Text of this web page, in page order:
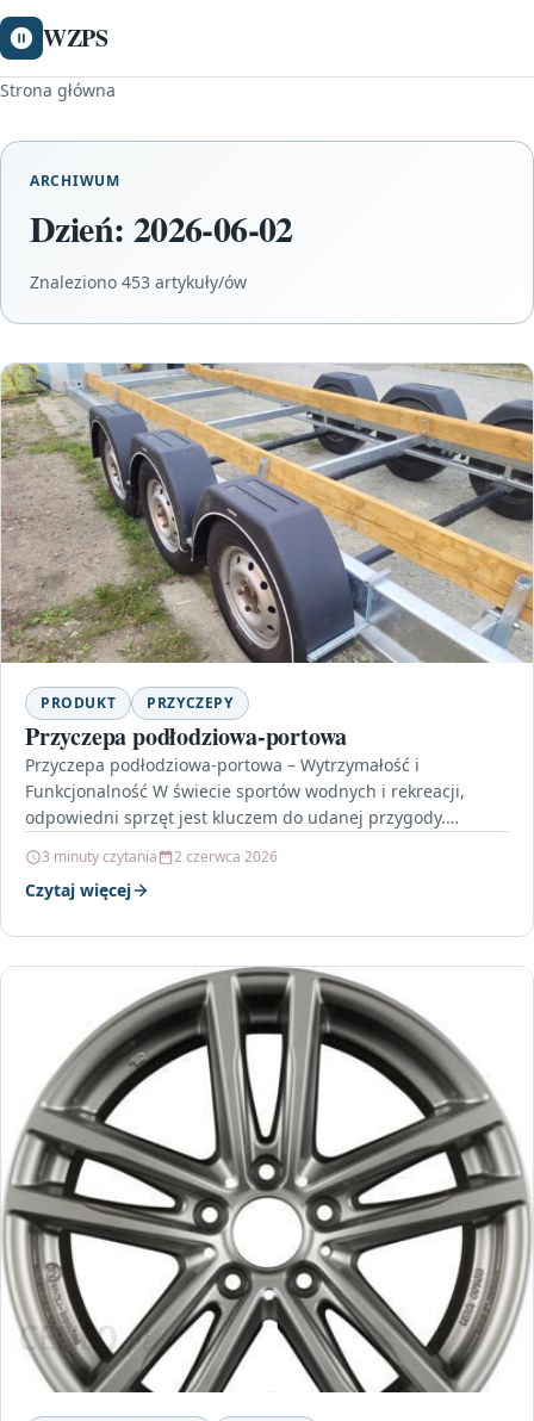
WZPS
Strona główna
ARCHIWUM
Dzień: 2026-06-02
Znaleziono 453 artykuły/ów
PRODUKT PRZYCZEPY
Przyczepa podłodziowa-portowa
Przyczepa podłodziowa-portowa – Wytrzymałość i
Funkcjonalność W świecie sportów wodnych i rekreacji,
odpowiedni sprzęt jest kluczem do udanej przygody.
3 minuty czytania 2 czerwca 2026
Czytaj więcej